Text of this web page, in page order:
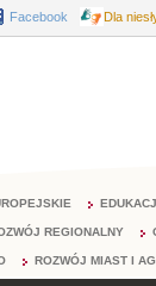
Facebook Dla
REGIONALNY
ROZWÓJ MIAST I